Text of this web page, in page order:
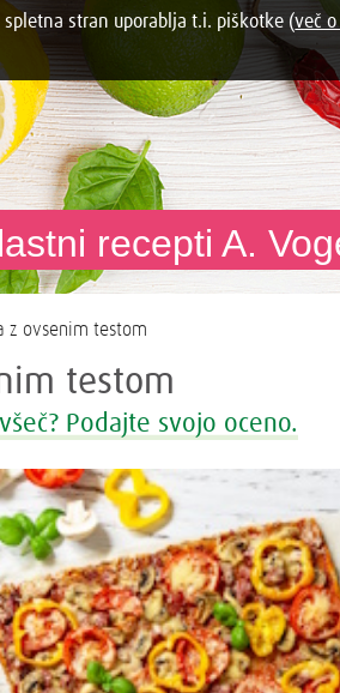
recepti A.
z ovsenim testom
testom
Podajte svojo oceno.
stran uporablja t.i. piškotke (več